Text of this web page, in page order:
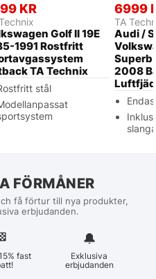
KR
Golf II 19E
1991 Rostfritt
TA Technix
stål
6999
TA
Audi /
Superb
2008
FÖRMÅNER
få förtur till nya produkter,
erbjudanden.
fast
🔔
Exklusiva
erbjudanden